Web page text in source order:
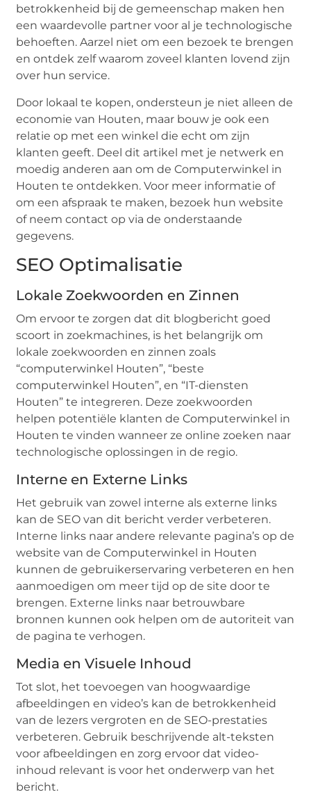
betrokkenheid bij de gemeenschap maken hen
een waardevolle partner voor al je technologische
behoeften. Aarzel niet om een bezoek te brengen
en ontdek zelf waarom zoveel klanten lovend zijn
over hun service.
Door lokaal te kopen, ondersteun je niet alleen de
economie van Houten, maar bouw je ook een
relatie op met een winkel die echt om zijn
klanten geeft. Deel dit artikel met je netwerk en
moedig anderen aan om de Computerwinkel in
Houten te ontdekken. Voor meer informatie of
om een afspraak te maken, bezoek hun website
of neem contact op via de onderstaande
gegevens.
SEO Optimalisatie
Lokale Zoekwoorden en Zinnen
Om ervoor te zorgen dat dit blogbericht goed
scoort in zoekmachines, is het belangrijk om
lokale zoekwoorden en zinnen zoals
“computerwinkel Houten”, “beste
computerwinkel Houten”, en “IT-diensten
Houten” te integreren. Deze zoekwoorden
helpen potentiële klanten de Computerwinkel in
Houten te vinden wanneer ze online zoeken naar
technologische oplossingen in de regio.
Interne en Externe Links
Het gebruik van zowel interne als externe links
kan de SEO van dit bericht verder verbeteren.
Interne links naar andere relevante pagina’s op de
website van de Computerwinkel in Houten
kunnen de gebruikerservaring verbeteren en hen
aanmoedigen om meer tijd op de site door te
brengen. Externe links naar betrouwbare
bronnen kunnen ook helpen om de autoriteit van
de pagina te verhogen.
Media en Visuele Inhoud
Tot slot, het toevoegen van hoogwaardige
afbeeldingen en video’s kan de betrokkenheid
van de lezers vergroten en de SEO-prestaties
verbeteren. Gebruik beschrijvende alt-teksten
voor afbeeldingen en zorg ervoor dat video-
inhoud relevant is voor het onderwerp van het
bericht.